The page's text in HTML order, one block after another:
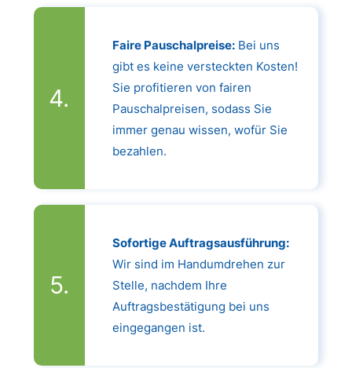
Faire Pauschalpreise:Bei uns
gibt es keine versteckten Kosten!
Sie profitieren von fairen
Pauschalpreisen, sodass Sie
immer genau wissen, wofür Sie
bezahlen.
Sofortige Auftragsausführung:
Wir sind im Handumdrehen zur
Stelle, nachdem Ihre
Auftragsbestätigung bei uns
eingegangen ist.